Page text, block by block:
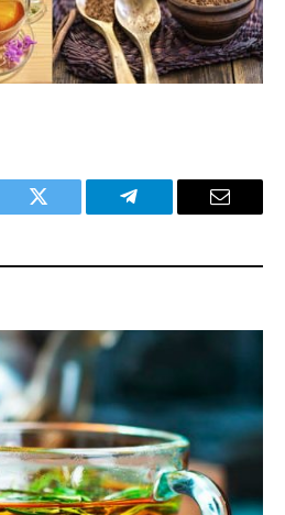
Twitter Telegram Email